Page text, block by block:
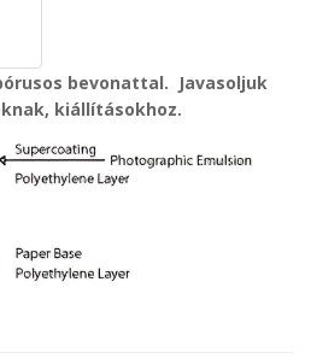
bevonattal. Javasoljuk
kiállításokhoz.